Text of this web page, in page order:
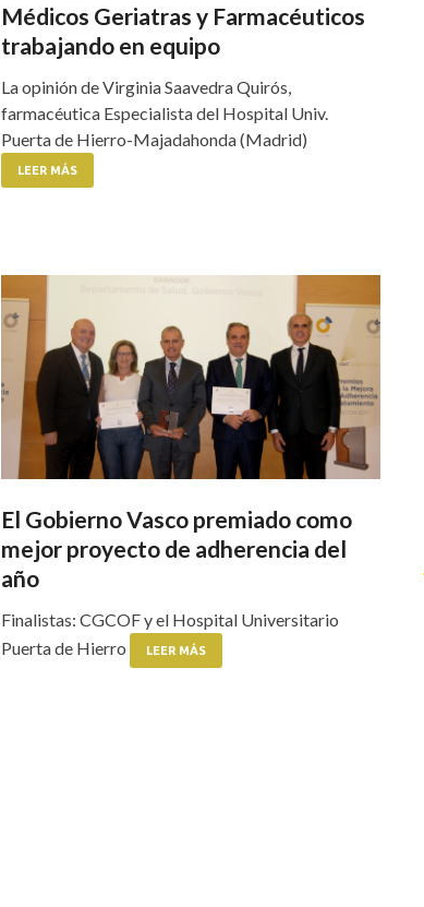
Médicos Geriatras y Farmacéuticos
trabajando en equipo
La opinión de Virginia Saavedra Quirós,
farmacéutica Especialista del Hospital Univ.
Puerta de Hierro-Majadahonda (Madrid)
LEER MÁS
El Gobierno Vasco premiado como
mejor proyecto de adherencia del
año
Finalistas: CGCOF y el Hospital Universitario
Puerta de Hierro
LEER MÁS